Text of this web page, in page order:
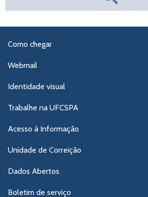
Como chegar
Webmail
Identidade visual
Trabalhe na UFCSPA
Acesso à Informação
Unidade de Correição
Dados Abertos
Boletim de serviço